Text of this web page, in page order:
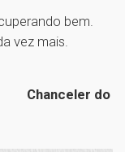
bem.
vez mais.
Monteiro
Chanceler do